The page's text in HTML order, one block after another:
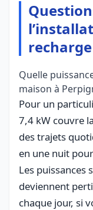
Quelle
maison à
Pour un
7,4 kW couvre
des trajets
en une nuit
Les puissances
deviennent
chaque jour, si